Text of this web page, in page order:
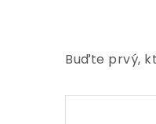
Buďte prvý,